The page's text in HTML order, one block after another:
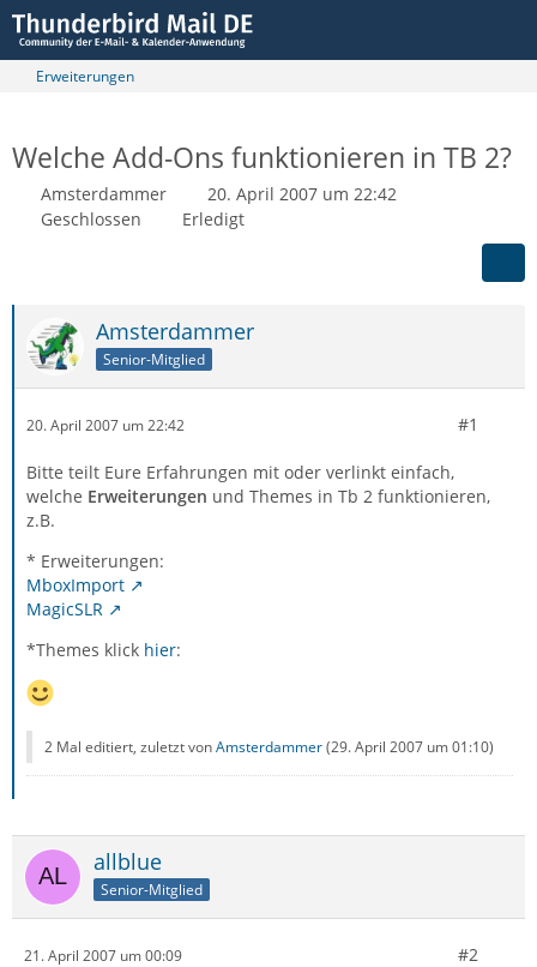
Erweiterungen
Welche Add-Ons funktionieren in TB 2?
Amsterdammer
20. April 2007 um 22:42
Geschlossen
Erledigt
Amsterdammer
Senior-Mitglied
20. April 2007 um 22:42 #1
Bitte teilt Eure Erfahrungen mit oder verlinkt einfach,
welche Erweiterungen und Themes in Tb 2 funktionieren,
z.B.
* Erweiterungen:
MboxImport
MagicSLR
*Themes klick hier:
2 Mal editiert, zuletzt vonAmsterdammer(29. April 2007 um 01:10)
allblue
Senior-Mitglied
21. April 2007 um 00:09 #2